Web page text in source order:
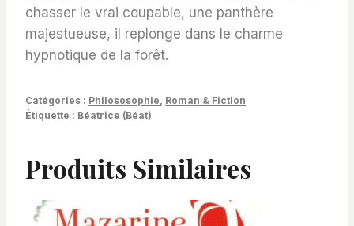
chasser le vrai coupable, une panthère
majestueuse, il replonge dans le charme
hypnotique de la forêt.
Catégories : Philososophie Roman & Fiction
Étiquette : Béatrice (Béat)
Produits Similaires